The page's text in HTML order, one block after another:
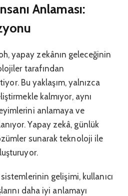
Anlaması:
yapay zekânın geleceğinin
tarafından
Bu yaklaşım, yalnızca
kalmıyor, aynı
anlamaya ve
Yapay zekâ, günlük
sunarak teknoloji ile
gelişimi, kullanıcı
daha iyi anlamayı